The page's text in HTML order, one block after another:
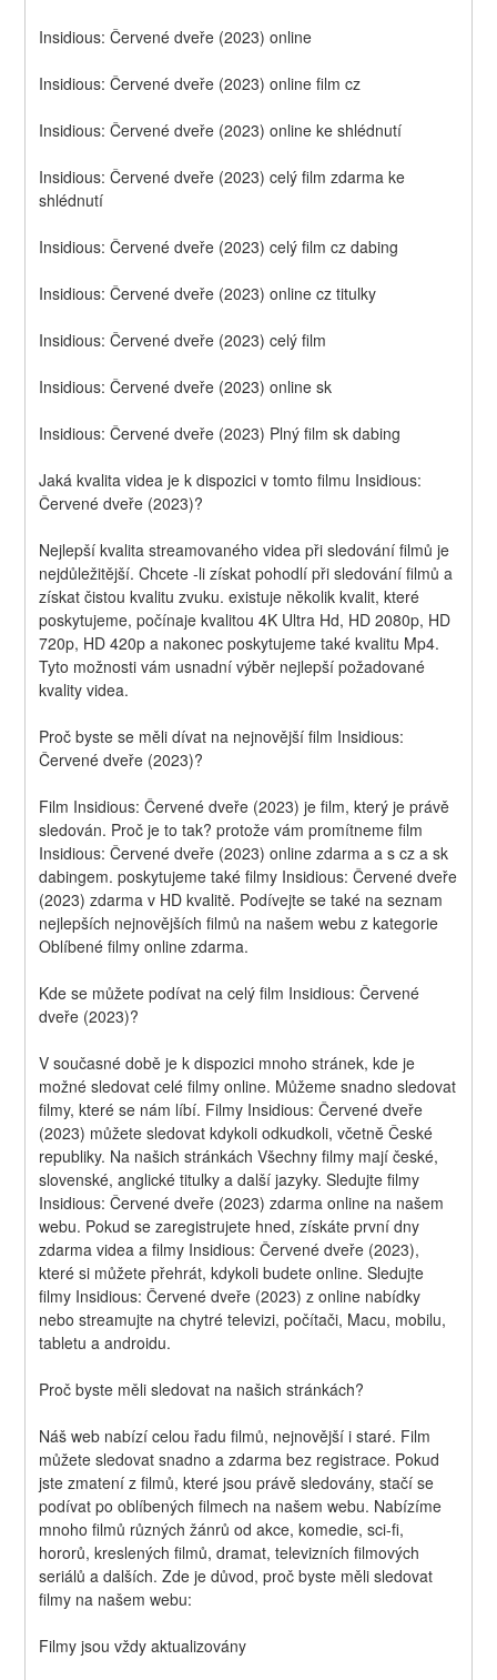
Insidious: Červené dveře (2023) online
Insidious: Červené dveře (2023) online film cz
Insidious: Červené dveře (2023) online ke shlédnutí
Insidious: Červené dveře (2023) celý film zdarma ke
shlédnutí
Insidious: Červené dveře (2023) celý film cz dabing
Insidious: Červené dveře (2023) online cz titulky
Insidious: Červené dveře (2023) celý film
Insidious: Červené dveře (2023) online sk
Insidious: Červené dveře (2023) Plný film sk dabing
Jaká kvalita videa je k dispozici v tomto filmu Insidious:
Červené dveře (2023)?
Nejlepší kvalita streamovaného videa při sledování filmů je
nejdůležitější. Chcete -li získat pohodlí při sledování filmů a
získat čistou kvalitu zvuku. existuje několik kvalit, které
poskytujeme, počínaje kvalitou 4K Ultra Hd, HD 2080p, HD
720p, HD 420p a nakonec poskytujeme také kvalitu Mp4.
Tyto možnosti vám usnadní výběr nejlepší požadované
kvality videa.
Proč byste se měli dívat na nejnovější film Insidious:
Červené dveře (2023)?
Film Insidious: Červené dveře (2023) je film, který je právě
sledován. Proč je to tak? protože vám promítneme film
Insidious: Červené dveře (2023) online zdarma a s cz a sk
dabingem. poskytujeme také filmy Insidious: Červené dveře
(2023) zdarma v HD kvalitě. Podívejte se také na seznam
nejlepších nejnovějších filmů na našem webu z kategorie
Oblíbené filmy online zdarma.
Kde se můžete podívat na celý film Insidious: Červené
dveře (2023)?
V současné době je k dispozici mnoho stránek, kde je
možné sledovat celé filmy online. Můžeme snadno sledovat
filmy, které se nám líbí. Filmy Insidious: Červené dveře
(2023) můžete sledovat kdykoli odkudkoli, včetně České
republiky. Na našich stránkách Všechny filmy mají české,
slovenské, anglické titulky a další jazyky. Sledujte filmy
Insidious: Červené dveře (2023) zdarma online na našem
webu. Pokud se zaregistrujete hned, získáte první dny
zdarma videa a filmy Insidious: Červené dveře (2023),
které si můžete přehrát, kdykoli budete online. Sledujte
filmy Insidious: Červené dveře (2023) z online nabídky
nebo streamujte na chytré televizi, počítači, Macu, mobilu,
tabletu a androidu.
Proč byste měli sledovat na našich stránkách?
Náš web nabízí celou řadu filmů, nejnovější i staré. Film
můžete sledovat snadno a zdarma bez registrace. Pokud
jste zmatení z filmů, které jsou právě sledovány, stačí se
podívat po oblíbených filmech na našem webu. Nabízíme
mnoho filmů různých žánrů od akce, komedie, sci-fi,
hororů, kreslených filmů, dramat, televizních filmových
seriálů a dalších. Zde je důvod, proč byste měli sledovat
filmy na našem webu:
Filmy jsou vždy aktualizovány